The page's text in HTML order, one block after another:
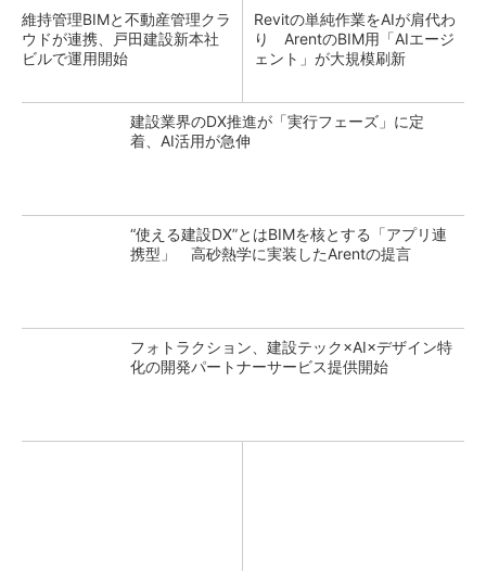
維持管理BIMと不動産管理クラ
ウドが連携、戸田建設新本社
ビルで運用開始
Revitの単純作業をAIが肩代わ
り ArentのBIM用「AIエージ
ェント」が大規模刷新
建設業界のDX推進が「実行フェーズ」に定
着、AI活用が急伸
“使える建設DX”とはBIMを核とする「アプリ連
携型」 高砂熱学に実装したArentの提言
フォトラクション、建設テック×AI×デザイン特
化の開発パートナーサービス提供開始